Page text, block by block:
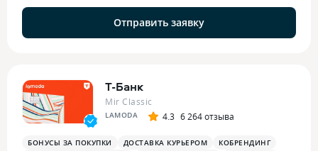
Отправить заявку
Т-Банк
Mir Classic
LAMODA 4.3 6 264 отзыва
БОНУСЫ ЗА ПОКУПКИ ДОСТАВКА КУРЬЕРОМ
КОБРЕНДИНГ